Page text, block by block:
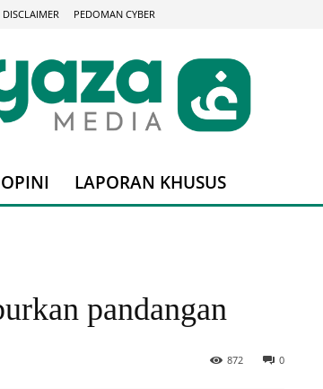
DISCLAIMER PEDOMAN CYBER
LAPORAN KHUSUS
pandangan
0
872